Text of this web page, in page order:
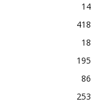
14
418
18
195
86
253